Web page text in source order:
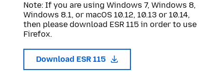
Note: If you are using Windows 7, Windows 8,
Windows 8.1, or macOS 10.12, 10.13 or 10.14,
then please download ESR 115 in order to use
Firefox.
Download ESR 115